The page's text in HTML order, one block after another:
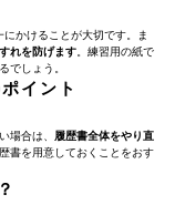
かけることが大切です。ま
れを防げます 。練習用の紙で
でしょう。
イント
場合は、 履歴書全体をやり直
書を用意しておくことをおす